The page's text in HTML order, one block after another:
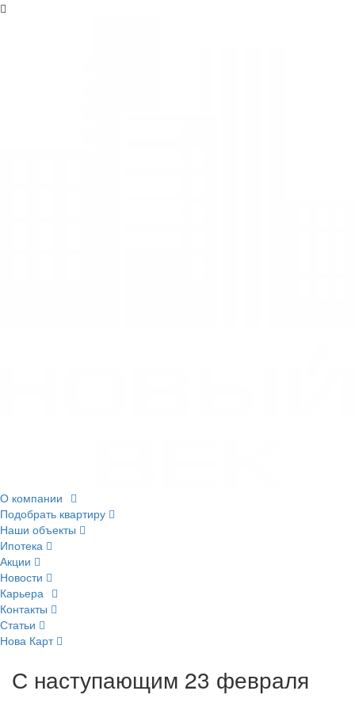
О компании
Подобрать квартиру
Наши объекты
Ипотека
Акции
Новости
Карьера
Контакты
Статьи
Нова Карт
С наступающим 23 февраля